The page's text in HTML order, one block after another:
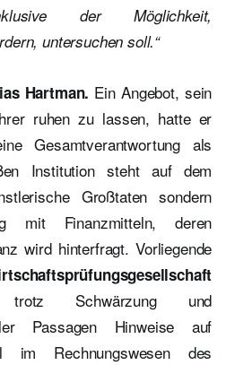
der Möglichkeit,
untersuchen soll.“
Hartman. Ein Angebot, sein
ruhen zu lassen, hatte er
Gesamtverantwortung als
Institution steht auf dem
Großtaten sondern
mit Finanzmitteln, deren
wird hinterfragt. Vorliegende
Schwärzung und
Passagen Hinweise auf
im Rechnungswesen des